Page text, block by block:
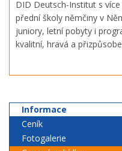
DID Deutsch-Institut s
přední školy němčiny v
juniory, letní pobyty i
kvalitní, hravá a
Informace
Ceník
Fotogalerie